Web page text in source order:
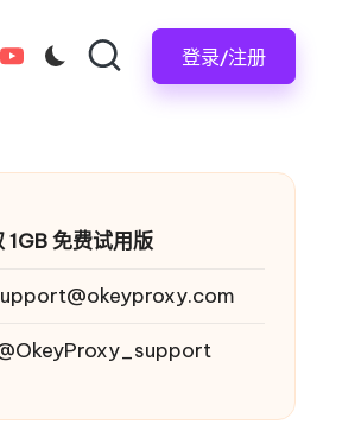
youtube.com 登录/注册
1GB 免费试用版